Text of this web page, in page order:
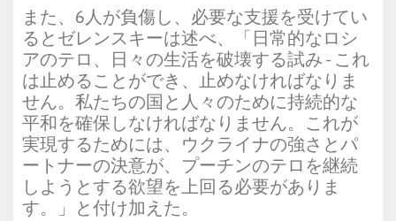
また、6人が負傷し、必要な支援を受けてい
るとゼレンスキーは述べ、「日常的なロシ
アのテロ、日々の生活を破壊する試み - これ
は止めることができ、止めなければなりま
せん。私たちの国と人々のために持続的な
平和を確保しなければなりません。これが
実現するためには、ウクライナの強さとパ
ートナーの決意が、プーチンのテロを継続
しようとする欲望を上回る必要がありま
す。」と付け加えた。